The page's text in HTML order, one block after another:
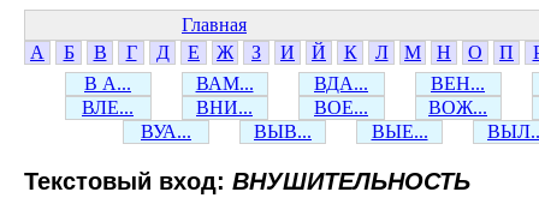
Главная
А
Б В Г Д Е Ж З И Й К Л М Н О П
В А...
ВАМ... ВДА...
ВЕН...
ВЛЕ...
ВНИ... ВОЕ...
ВОЖ...
ВУА...
ВЫВ... ВЫЕ...
Текстовый вход: ВНУШИТЕЛЬНОСТЬ